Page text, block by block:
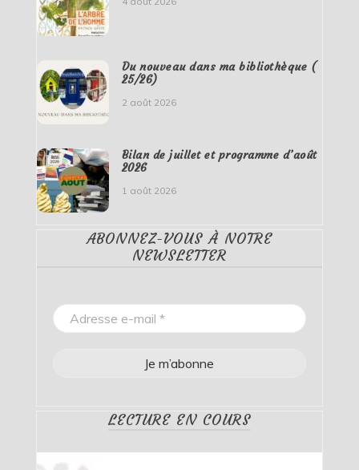
Du nouveau dans ma bibliothèque (
25/26)
2 août 2026
Bilan de juillet et programme d’août
2026
1 août 2026
ABONNEZ-VOUS À NOTRE
NEWSLETTER
LECTURE EN COURS